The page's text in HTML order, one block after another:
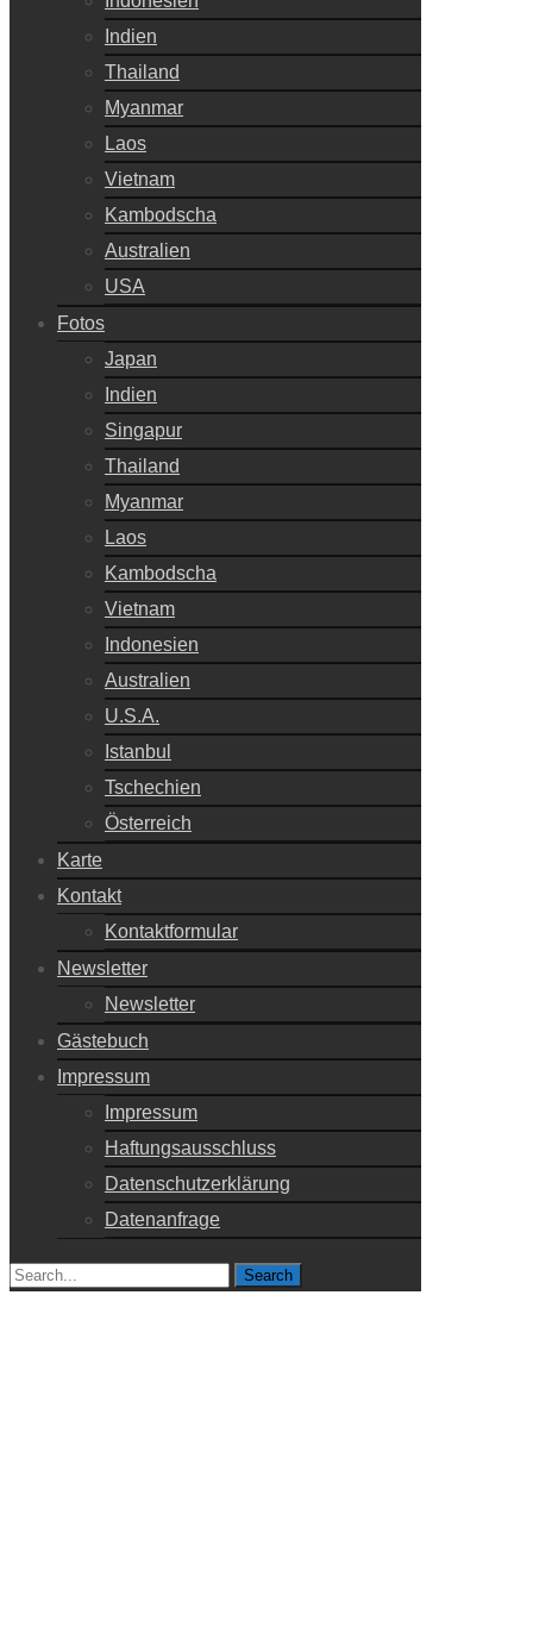
Indien
Thailand
Myanmar
Laos
Vietnam
Kambodscha
Australien
USA
Fotos
Japan
Indien
Singapur
Thailand
Myanmar
Laos
Kambodscha
Vietnam
Indonesien
Australien
U.S.A.
Istanbul
Tschechien
Österreich
Karte
Kontakt
Kontaktformular
Newsletter
Newsletter
Gästebuch
Impressum
Impressum
Haftungsausschluss
Datenschutzerklärung
Datenanfrage
Search